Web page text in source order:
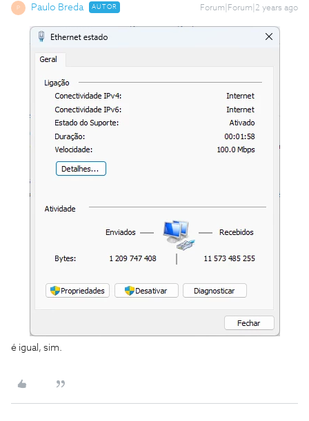
P Paulo Breda AUTOR Forum|Forum|2 years ago
é igual, sim.